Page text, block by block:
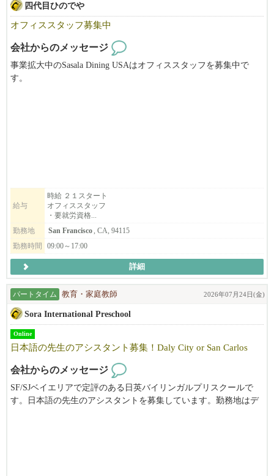
四代目ひのでや
オフィススタッフ募集中
会社からのメッセージ
事業拡大中のSasala Dining USAはオフィススタッフを募集中で
す。
を募集していますので、
就労資格をお持ちの方、是非ご応募ください。
あわせて、新店Hinodeya Ramen Berkeley店で働いて頂けるスタッ
フも募集しております（要就労資格）。
弊社 彩々楽ダイニンググループは創業1886年本社は埼玉県。日本
飲食店を展開している会社です。元々は埼玉の片田舎の一飲食店
であった実家「ひのでや食堂」でしたが、4代目当主である私が20
代30代と欧州や米国などで海外勤務をした経験を通じ、世界にお
ける和食の特異性（うまみ だしの概念）や調理技巧の素晴らし
さに気づいたことから、こういった素晴らしい日本の食文化を世
界中どこでも誰でも楽しめる普遍的なものにしたい！ダシの文化
を広めたい！と決心し、その手段として懐石や純和食などではな
く、ラーメンで挑戦しようと奮起して10カ年の海外進出計画を立
てて実行し2016年に米国進出を果たしました。
給与
時給 ２１スタート
オフィススタッフ
・要就労資格...
勤務地
San Francisco , CA, 94115
勤務時間
09:00～17:00
詳細
パートタイム 教育・家庭教師 2026年07月24日(金)
Sora International Preschool
Online
日本語の先生のアシスタント募集！Daly City or San Carlos
会社からのメッセージ
SF/SJベイエリアで定評のある日英バイリンガルプリスクールで
す。日本語の先生のアシスタントを募集しています。勤務地はデ